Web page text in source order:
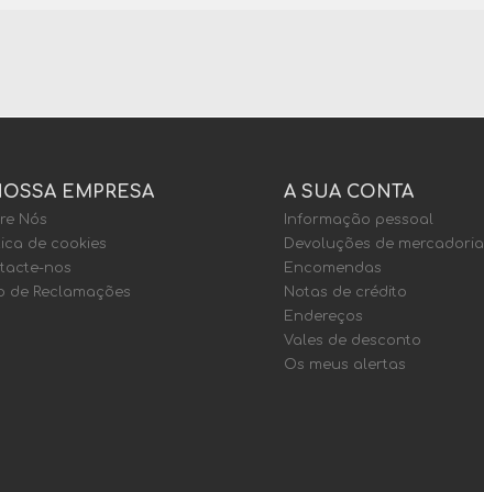
EMPRESA
Nós
de cookies
nos
de Reclamações
A SUA CONTA
Informação pessoal
Devoluções de mercadoria
Encomendas
Notas de crédito
Endereços
Vales de desconto
Os meus alertas